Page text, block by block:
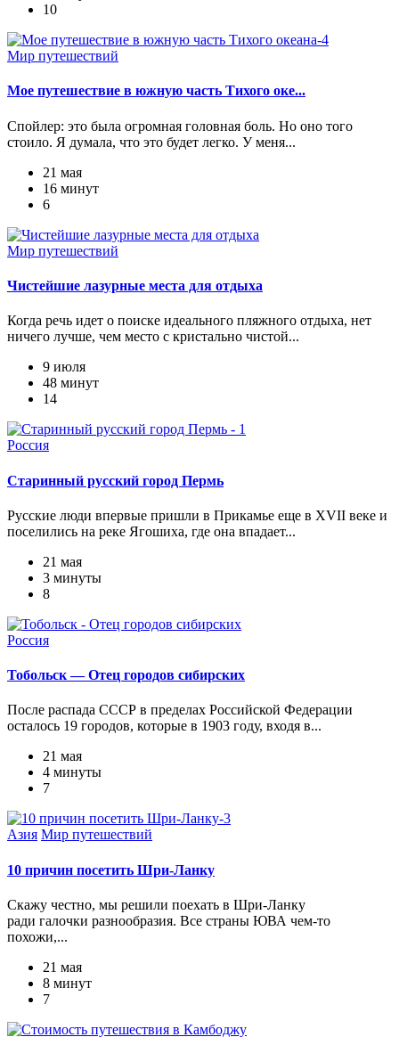
10
Мир путешествий
Мое путешествие в южную часть Тихого оке...
Спойлер: это была огромная головная боль. Но оно того
стоило. Я думала, что это будет легко. У меня...
21 мая
16 минут
6
Мир путешествий
Чистейшие лазурные места для отдыха
Когда речь идет о поиске идеального пляжного отдыха, нет
ничего лучше, чем место с кристально чистой...
9 июля
48 минут
14
Россия
Старинный русский город Пермь
Русские люди впервые пришли в Прикамье еще в XVII веке и
поселились на реке Ягошиха, где она впадает...
21 мая
3 минуты
8
Россия
Тобольск — Отец городов сибирских
После распада СССР в пределах Российской Федерации
осталось 19 городов, которые в 1903 году, входя в...
21 мая
4 минуты
7
Азия Мир путешествий
10 причин посетить Шри-Ланку
Скажу честно, мы решили поехать в Шри-Ланку
ради галочки разнообразия. Все страны ЮВА чем-то
похожи,...
21 мая
8 минут
7